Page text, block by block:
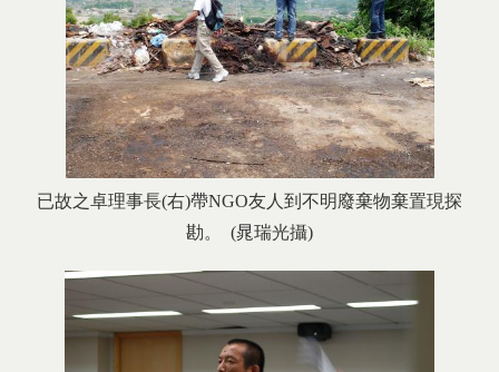
已故之卓理事長(右)帶NGO友人到不明廢棄物棄置現探
勘。 (晁瑞光攝)